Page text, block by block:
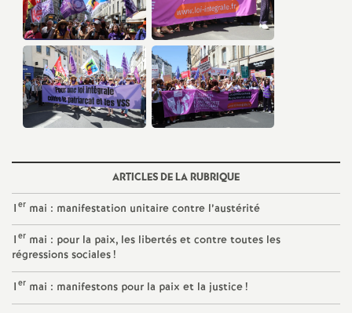
c
o
n
d
d
e
g
ARTICLES DE LA RUBRIQUE
1er mai : manifestation unitaire contre l’austérité
1er mai : pour la paix, les libertés et contre toutes les
régressions sociales!
1er mai : manifestons pour la paix et la justice!